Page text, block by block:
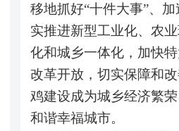
移地抓好“十件大事”、
实推进新型工业化、农
化和城乡一体化，加快
改革开放，切实保障和
鸡建设成为城乡经济繁
和谐幸福城市。